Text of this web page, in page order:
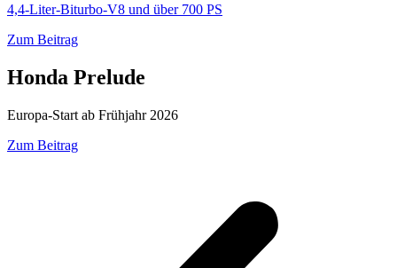
4,4-Liter-Biturbo-V8 und über 700 PS
Zum Beitrag
Honda Prelude
Europa-Start ab Frühjahr 2026
Zum Beitrag